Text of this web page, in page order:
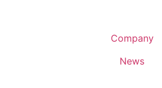
Company
News